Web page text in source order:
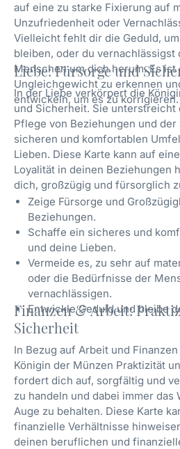
auf eine zu starke Fixierung auf
Unzufriedenheit oder
Vielleicht fehlt dir die Geduld,
bleiben, oder du
Menschen um dich herum. Es
Ungleichgewicht zu erkennen
entwickeln, um es zu korrigieren.
Liebe: Fürsorge und
In der Liebe verkörpert die
und Sicherheit. Sie unterstreicht
Pflege von Beziehungen und
sicheren und komfortablen
Lieben. Diese Karte kann auf
Loyalität in deinen Beziehungen
dich, großzügig und fürsorglich
Zeige Fürsorge und
Beziehungen.
Schaffe ein sicheres und
und deine Lieben.
Vermeide es, zu sehr auf
oder die Bedürfnisse der
vernachlässigen.
Entwickle Geduld und bleibe
Finanzen & Arbeit:
Sicherheit
In Bezug auf Arbeit und
Königin der Münzen Praktizität
fordert dich auf, sorgfältig und
zu handeln und dabei immer das
Auge zu behalten. Diese Karte
finanzielle Verhältnisse
deinen beruflichen und